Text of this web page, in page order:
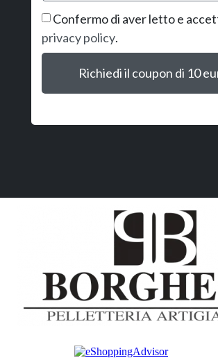
Confermo di aver letto e
privacy policy.
Richiedi il coupon di 10